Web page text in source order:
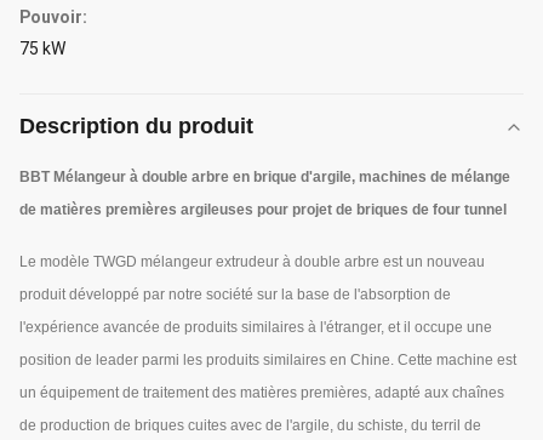
Pouvoir:
75 kW
Description du produit
BBT Mélangeur à double arbre en brique d'argile, machines de mélange
de matières premières argileuses pour projet de briques de four tunnel
Le modèle TWGD mélangeur extrudeur à double arbre est un nouveau
produit développé par notre société sur la base de l'absorption de
l'expérience avancée de produits similaires à l'étranger, et il occupe une
position de leader parmi les produits similaires en Chine. Cette machine est
un équipement de traitement des matières premières, adapté aux chaînes
de production de briques cuites avec de l'argile, du schiste, du terril de